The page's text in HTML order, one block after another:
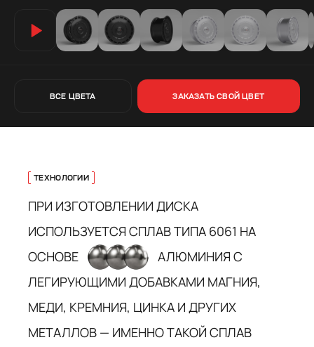
ВСЕ ЦВЕТА ЗАКАЗАТЬ СВОЙ ЦВЕТ
ТЕХНОЛОГИИ
ПРИ ИЗГОТОВЛЕНИИ ДИСКА
ИСПОЛЬЗУЕТСЯ СПЛАВ ТИПА 6061 НА
ОСНОВЕ
АЛЮМИНИЯ С
ЛЕГИРУЮЩИМИ ДОБАВКАМИ МАГНИЯ,
МЕДИ, КРЕМНИЯ, ЦИНКА И ДРУГИХ
МЕТАЛЛОВ — ИМЕННО ТАКОЙ СПЛАВ